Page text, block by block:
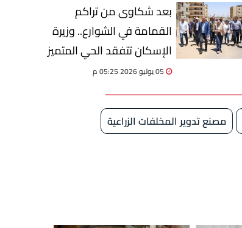
بعد شكاوى من تراكم
القمامة في الشوارع.. وزيرة
الإسكان تتفقد الحي المتميز
بمدينة بدر
مصنع تدوير المخلفات الزراعية